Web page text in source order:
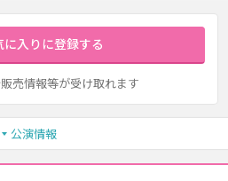
に入りに登録する
売情報等が受け取れます
公演情報